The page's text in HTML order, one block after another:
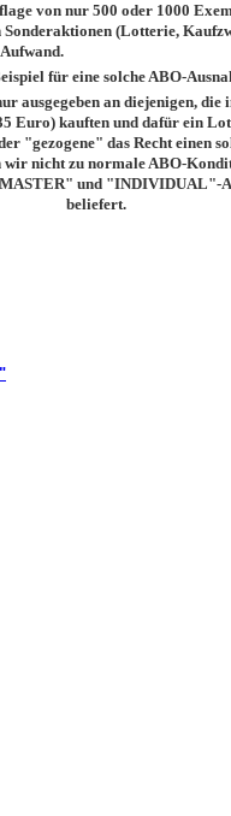
von nur 500 oder 1000
(Lotterie,
für eine solche ABO-
ausgegeben an diejenigen,
Euro) kauften und dafür ein
"gezogene" das Recht einen
nicht zu normale ABO-
und "INDIVIDUAL"-
beliefert.